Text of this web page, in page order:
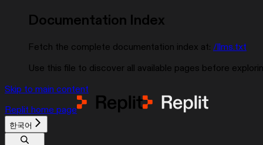
Documentation Index
Fetch the complete documentation index at: /llms.txt
Use this file to discover all available pages before
Skip to main content
Replit home page
한국어